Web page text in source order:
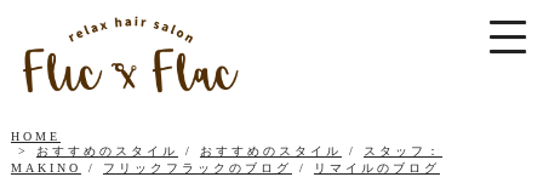
HOME
おすすめのスタイル
/ おすすめのスタイル / スタッフ：
MAKINO
/ フリックフラックのブログ /
リマイルのブログ